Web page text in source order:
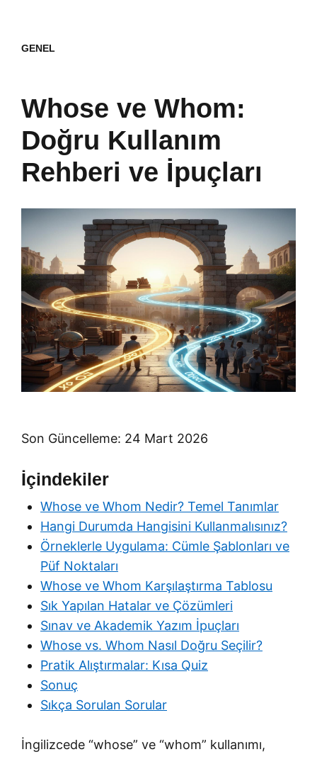
GENEL
Whose ve Whom:
Doğru Kullanım
Rehberi ve İpuçları
Son Güncelleme: 24 Mart 2026
İçindekiler
Whose ve Whom Nedir? Temel Tanımlar
Hangi Durumda Hangisini Kullanmalısınız?
Örneklerle Uygulama: Cümle Şablonları ve
Püf Noktaları
Whose ve Whom Karşılaştırma Tablosu
Sık Yapılan Hatalar ve Çözümleri
Sınav ve Akademik Yazım İpuçları
Whose vs. Whom Nasıl Doğru Seçilir?
Pratik Alıştırmalar: Kısa Quiz
Sonuç
Sıkça Sorulan Sorular
İngilizcede “whose” ve “whom” kullanımı,